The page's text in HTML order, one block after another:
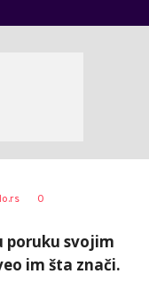
0
poruku svojim
im šta znači.